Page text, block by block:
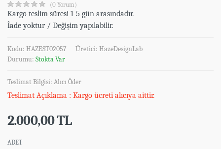
(0 Yorum)
Kargo teslim süresi 1-5 gün arasındadır.
İade yoktur / Değişim yapılabilir.
Kodu: HAZEST02057 Üretici: HazeDesignLab
Durumu: Stokta Var
Teslimat Bilgisi: Alıcı Öder
Teslimat Açıklama : Kargo ücreti alıcıya aittir.
2.000,00 TL
ADET